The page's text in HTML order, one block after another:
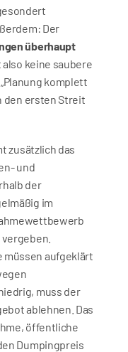
vereinbart werden. Wichtig ist außerdem: Der
überhaupt
also keine saubere
komplett
den ersten Streit
zusätzlich das
und
der
im
müssen aufgeklärt
muss der
ablehnen. Das
öffentliche
Dumpingpreis